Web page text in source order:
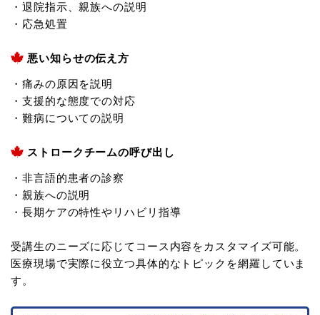
・退院指示、親族への説明
・応急処置
悪い知らせの伝え方
・痛みの原因を説明
・支援的な態度での対応
・難病についての説明
ストロークチームの呼び出し
・非言語的患者の診察
・親族への説明
・長期ケアの特性やリハビリ指導
受講生のニーズに応じてコース内容をカスタマイズ可能。
医療現場で実際に役立つ具体的なトピックを網羅していま
す。